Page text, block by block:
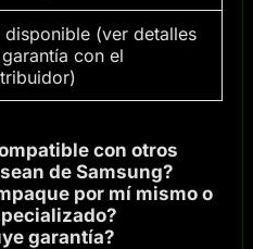
disponible (ver detalles
con el
con otros
de Samsung?
por mí mismo o
garantía?